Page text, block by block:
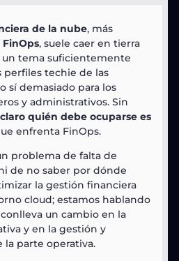
de la nube, más
FinOps, suele caer en tierra
un tema suficientemente
perfiles techie de las
sí demasiado para los
y administrativos. Sin
quién debe ocuparse es
enfrenta FinOps.
problema de falta de
de no saber por dónde
la gestión financiera
cloud; estamos hablando
un cambio en la
y en la gestión y
la parte operativa.